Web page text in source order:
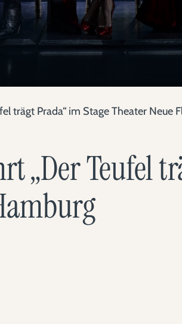
trägt Prada“ im Stage Theater Neue
„Der Teufel